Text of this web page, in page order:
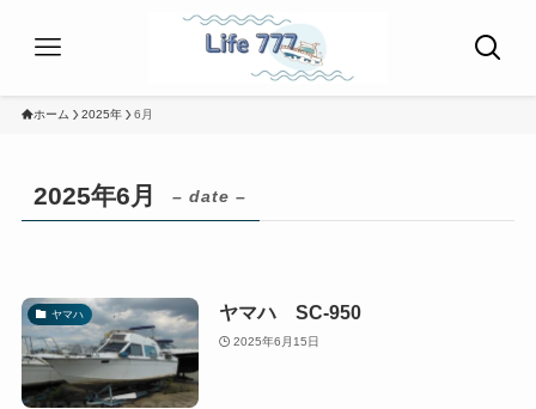
ホーム 2025年 6月
2025年6月 – date –
ヤマハ ヤマハ SC-950
2025年6月15日